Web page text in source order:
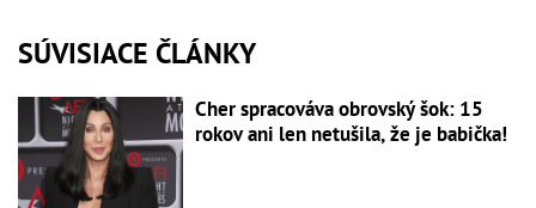
SÚVISIACE ČLÁNKY
Cher spracováva obrovský šok: 15
rokov ani len netušila, že je babička!